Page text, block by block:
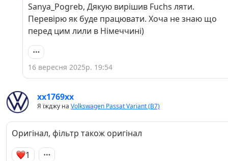
Sanya_Pogreb, Дякую вирішив Fuchs ляти.
Перевірю як буде працювати. Хоча не знаю що
перед цим лили в Німеччині)
16 вересня 2025р. 19:54
хх1769хх
Я їжджу на Volkswagen Passat Variant (B7)
Оригінал, фільтр також оригінал
1